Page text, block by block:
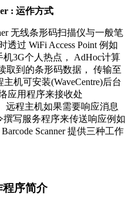
: 运作方式
无线条形码扫描仪与一般笔
透过 WiFi Access Point 例如
手机3G个人热点， AdHoc计算
到的条形码数据， 传输至
主机可安装(WaveCentre)后台
络应用程序来接收处
， 远程主机如果需要响应消息
写服务程序来传送响应例如
Barcode Scanner 提供三种工作
序简介